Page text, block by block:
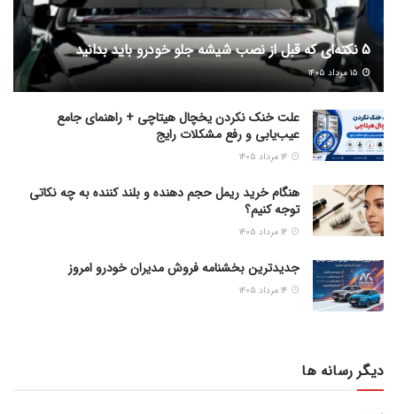
5 نکته‌ای که قبل از نصب شیشه جلو خودرو باید بدانید
علت خنک نکردن یخچال هیتاچی + راهنمای جامع
عیب‌یابی و رفع مشکلات رایج
هنگام خرید ریمل حجم دهنده و بلند کننده به چه نکاتی
توجه کنیم؟
جدیدترین بخشنامه فروش مدیران خودرو امروز
دیگر رسانه ها